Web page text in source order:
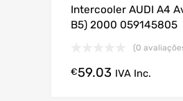
Intercooler AUDI A4
B5) 2000 059145805
(0
€59.03 IVA Inc.